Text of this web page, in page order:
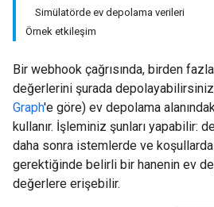
Simülatörde ev depolama verileri
Örnek etkileşim
Bir webhook çağrısında, birden
değerlerini şurada
Graph'e göre) ev depolama
kullanır. İşleminiz şunları yapabilir:
daha sonra istemlerde ve
gerektiğinde belirli bir hanenin ev
değerlere erişebilir.